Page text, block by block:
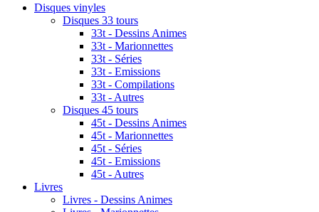
Disques vinyles
Disques 33 tours
33t - Dessins Animes
33t - Marionnettes
33t - Séries
33t - Emissions
33t - Compilations
33t - Autres
Disques 45 tours
45t - Dessins Animes
45t - Marionnettes
45t - Séries
45t - Emissions
45t - Autres
Livres
Livres - Dessins Animes